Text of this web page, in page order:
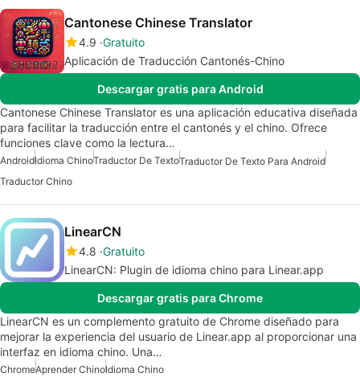
Cantonese Chinese Translator
4.9 Gratuito
Aplicación de Traducción Cantonés-Chino
Descargar gratis para Android
Cantonese Chinese Translator es una aplicación educativa diseñada
para facilitar la traducción entre el cantonés y el chino. Ofrece
funciones clave como la lectura…
AndroidIdioma ChinoTraductor De TextoTraductor De Texto Para Android
Traductor Chino
LinearCN
4.8 Gratuito
LinearCN: Plugin de idioma chino para Linear.app
Descargar gratis para Chrome
LinearCN es un complemento gratuito de Chrome diseñado para
mejorar la experiencia del usuario de Linear.app al proporcionar una
interfaz en idioma chino. Una…
ChromeAprender ChinoIdioma Chino